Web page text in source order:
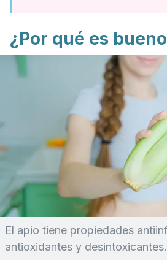
¿Por qué es
El apio tiene propiedades
antioxidantes y desintoxicantes.